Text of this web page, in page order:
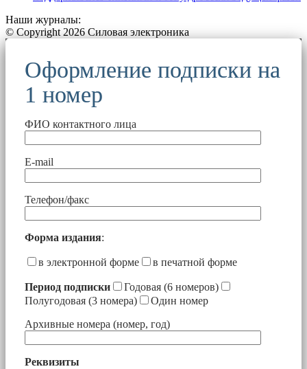
Наши журналы:
© Copyright 2026 Силовая электроника
Оформление подписки на
1 номер
ФИО контактного лица
E-mail
Телефон/факс
Форма издания:
в электронной форме в печатной форме
Период подписки
Годовая (6 номеров)
Полугодовая (3 номера)
Один номер
Архивные номера (номер, год)
Реквизиты